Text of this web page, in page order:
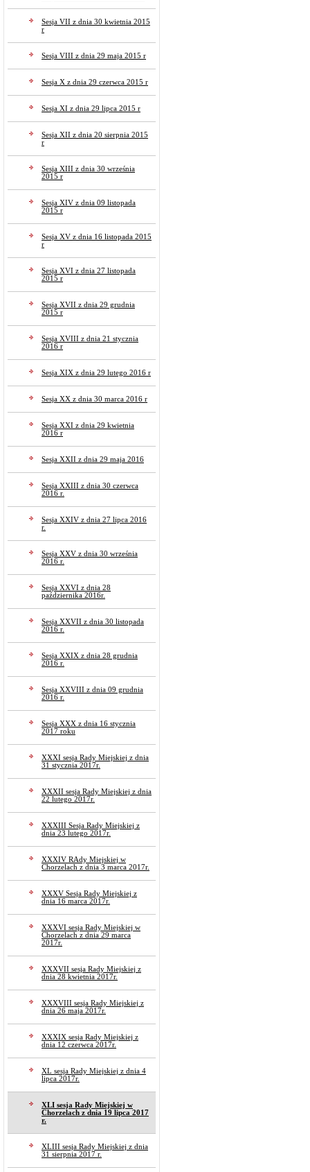
Sesja VII z dnia 30 kwietnia 2015
r
Sesja VIII z dnia 29 maja 2015 r
Sesja X z dnia 29 czerwca 2015 r
Sesja XI z dnia 29 lipca 2015 r
Sesja XII z dnia 20 sierpnia 2015
r
Sesja XIII z dnia 30 września
2015 r
Sesja XIV z dnia 09 listopada
2015 r
Sesja XV z dnia 16 listopada 2015
r
Sesja XVI z dnia 27 listopada
2015 r
Sesja XVII z dnia 29 grudnia
2015 r
Sesja XVIII z dnia 21 stycznia
2016 r
Sesja XIX z dnia 29 lutego 2016 r
Sesja XX z dnia 30 marca 2016 r
Sesja XXI z dnia 29 kwietnia
2016 r
Sesja XXII z dnia 29 maja 2016
Sesja XXIII z dnia 30 czerwca
2016 r.
Sesja XXIV z dnia 27 lipca 2016
r.
Sesja XXV z dnia 30 września
2016 r.
Sesja XXVI z dnia 28
października 2016r.
Sesja XXVII z dnia 30 listopada
2016 r.
Sesja XXIX z dnia 28 grudnia
2016 r.
Sesja XXVIII z dnia 09 grudnia
2016 r.
Sesja XXX z dnia 16 stycznia
2017 roku
XXXI sesja Rady Miejskiej z dnia
31 stycznia 2017r.
XXXII sesja Rady Miejskiej z dnia
22 lutego 2017r.
XXXIII Sesja Rady Miejskiej z
dnia 23 lutego 2017r.
XXXIV RAdy Miejskiej w
Chorzelach z dnia 3 marca 2017r.
XXXV Sesja Rady Miejskiej z
dnia 16 marca 2017r.
XXXVI sesja Rady Miejskiej w
Chorzelach z dnia 29 marca
2017r.
XXXVII sesja Rady Miejskiej z
dnia 28 kwietnia 2017r.
XXXVIII sesja Rady Miejskiej z
dnia 26 maja 2017r.
XXXIX sesja Rady Miejskiej z
dnia 12 czerwca 2017r.
XL sesja Rady Miejskiej z dnia 4
lipca 2017r.
XLI sesja Rady Miejskiej w
Chorzelach z dnia 19 lipca 2017
r.
XLIII sesja Rady Miejskiej z dnia
31 sierpnia 2017 r.